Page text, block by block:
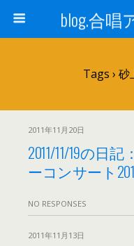
blog.合唱
Tags › 砂
2011年11月20日
2011/11/19の日
ーコンサート
NO RESPONSES
2011年11月13日